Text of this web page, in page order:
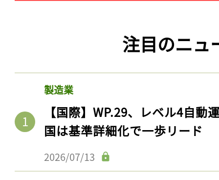
注目のニュ
製造業
【国際】WP.29、レベル4自動
国は基準詳細化で一歩リード
2026/07/13